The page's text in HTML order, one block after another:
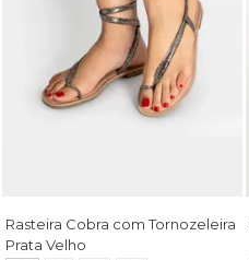
Rasteira Cobra com Tornozeleira
Prata Velho